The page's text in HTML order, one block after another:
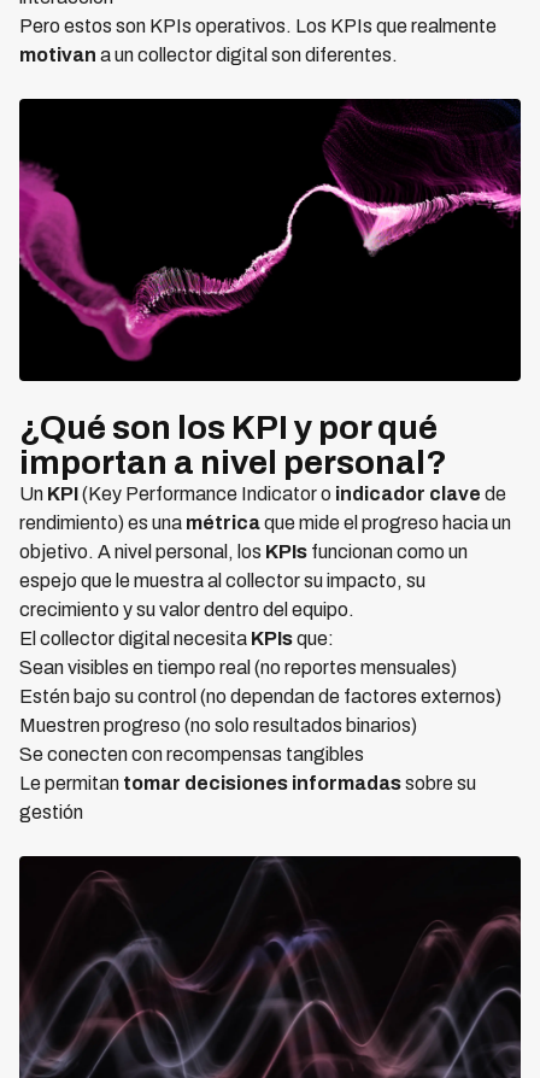
Pero estos son KPIs operativos. Los KPIs que realmente
motivan a un collector digital son diferentes.
¿Qué son los KPI y por qué
importan a nivel personal?
Un KPI(Key Performance Indicator o indicador clave de
rendimiento) es una métricaque mide el progreso hacia un
objetivo. A nivel personal, los KPIs funcionan como un
espejo que le muestra al collector su impacto, su
crecimiento y su valor dentro del equipo.
El collector digital necesita KPIsque:
Sean visibles en tiempo real (no reportes mensuales)
Estén bajo su control (no dependan de factores externos)
Muestren progreso (no solo resultados binarios)
Se conecten con recompensas tangibles
Le permitan tomar decisiones informadassobre su
gestión